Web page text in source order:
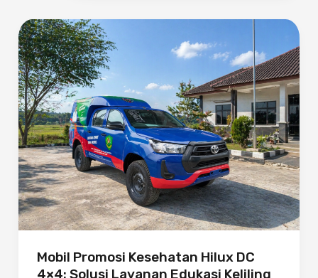
Mobil Promosi Kesehatan Hilux DC
4×4: Solusi Layanan Edukasi Keliling
Mobil
Promosi
Kesehatan
Hilux
DC
4×4:
Solusi
Layanan
Edukasi
Keliling
yang